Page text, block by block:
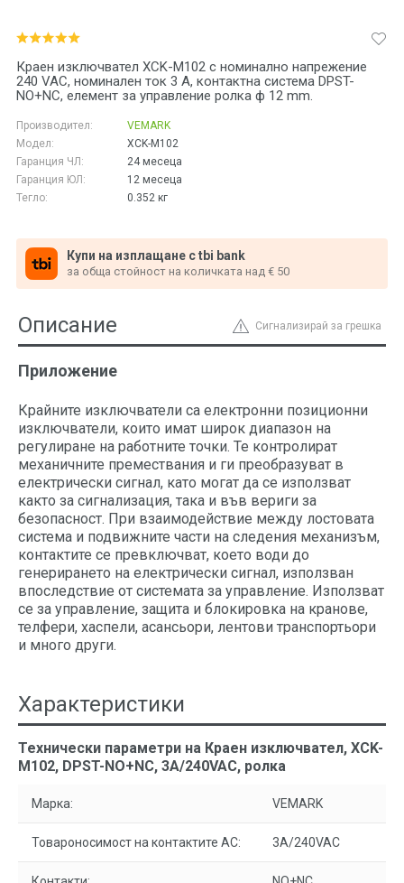
Краен изключвател XCK-M102 с номинално напрежение
240 VAC, номинален ток 3 A, контактна система DPST-
NO+NC, елемент за управление ролка ф 12 mm.
Производител:
VEMARK
Модел:
XCK-M102
Гаранция ЧЛ:
24 месеца
Гаранция ЮЛ:
12 месеца
Тегло:
0.352 кг
Купи на изплащане с tbi bank
за обща стойност на количката над € 50
Сигнализирай за грешка
Описание
Приложение
Крайните изключватели са електронни позиционни
изключватели, които имат широк диапазон на
регулиране на работните точки. Те контролират
механичните премествания и ги преобразуват в
електрически сигнал, като могат да се използват
както за сигнализация, така и във вериги за
безопасност. При взаимодействие между лостовата
система и подвижните части на следения механизъм,
контактите се превключват, което води до
генерирането на електрически сигнал, използван
впоследствие от системата за управление. Използват
се за управление, защита и блокировка на кранове,
телфери, хаспели, асансьори, лентови транспортьори
и много други.
Характеристики
Технически параметри на Краен изключвател, XCK-
M102, DPST-NO+NC, 3A/240VAC, ролка
Марка: VEMARK
Товароносимост на контактите AC: 3A/240VAC